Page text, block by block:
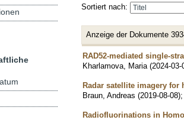
Sortiert nach:
Anzeige der Dokumente
RAD52-mediated single-
Kharlamova, Maria (2024-03-
Radar satellite imagery for
Braun, Andreas (2019-08-08)
Radiofluorinations in